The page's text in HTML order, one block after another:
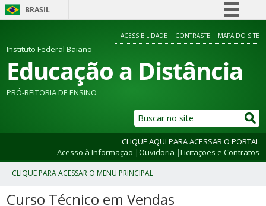
BRASIL
Participe
Canais
ACESSIBILIDADE CONTRASTE MAPA DO SITE
Instituto Federal Baiano
Educação a Distância
PRÓ-REITORIA DE ENSINO
CLIQUE AQUI PARA ACESSAR O PORTAL
Acesso à Informação |Ouvidoria |Licitações e Contratos
Curso Técnico em Vendas